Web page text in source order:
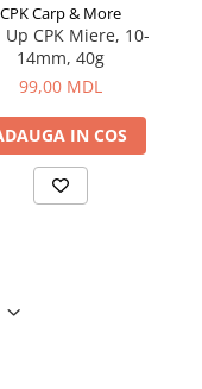
CPK Carp & More
Up CPK Miere, 10-
14mm, 40g
99,00 MDL
IN COS